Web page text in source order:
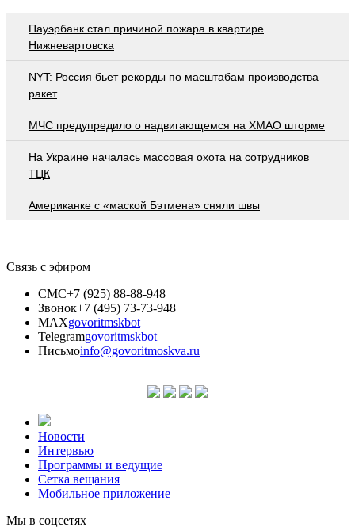
Пауэрбанк стал причиной пожара в квартире
Нижневартовска
NYT: Россия бьет рекорды по масштабам производства
ракет
МЧС предупредило о надвигающемся на ХМАО шторме
На Украине началась массовая охота на сотрудников
ТЦК
Американке с «маской Бэтмена» сняли швы
Связь с эфиром
СМС+7 (925) 88-88-948
Звонок+7 (495) 73-73-948
MAXgovoritmskbot
Telegramgovoritmskbot
Письмоinfo@govoritmoskva.ru
Новости
Интервью
Программы и ведущие
Сетка вещания
Мобильное приложение
Мы в соцсетях